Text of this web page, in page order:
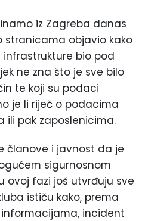
iz Zagreba danas
stranicama objavio kako
infrastrukture bio pod
ne zna što je sve bilo
te koji su podaci
je li riječ o podacima
ili pak zaposlenicima.
članove i javnost da je
sigurnosnom
ovoj fazi još utvrđuju sve
ističu kako, prema
incident